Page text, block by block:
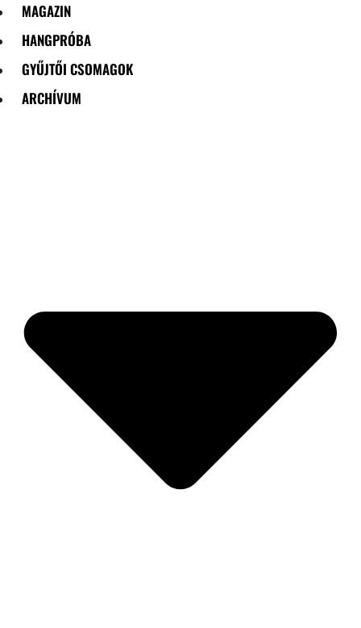
MAGAZIN
HANGPRÓBA
GYŰJTŐI CSOMAGOK
ARCHÍVUM